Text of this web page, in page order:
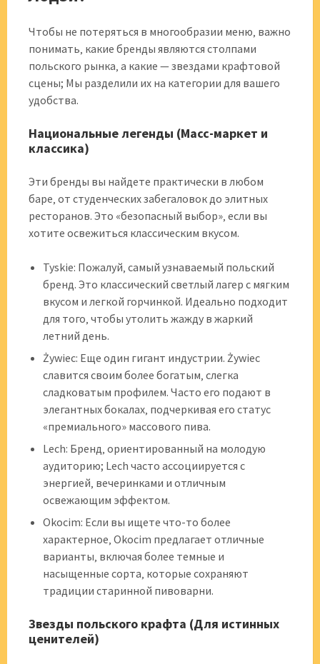
Чтобы не потеряться в многообразии меню‚ важно
понимать‚ какие бренды являются столпами
польского рынка‚ а какие — звездами крафтовой
сцены; Мы разделили их на категории для вашего
удобства.
Национальные легенды (Масс-маркет и
классика)
Эти бренды вы найдете практически в любом
баре‚ от студенческих забегаловок до элитных
ресторанов. Это «безопасный выбор»‚ если вы
хотите освежиться классическим вкусом.
Tyskie: Пожалуй‚ самый узнаваемый польский
бренд. Это классический светлый лагер с мягким
вкусом и легкой горчинкой. Идеально подходит
для того‚ чтобы утолить жажду в жаркий
летний день.
Żywiec: Еще один гигант индустрии. Żywiec
славится своим более богатым‚ слегка
сладковатым профилем. Часто его подают в
элегантных бокалах‚ подчеркивая его статус
«премиального» массового пива.
Lech: Бренд‚ ориентированный на молодую
аудиторию; Lech часто ассоциируется с
энергией‚ вечеринками и отличным
освежающим эффектом.
Okocim: Если вы ищете что-то более
характерное‚ Okocim предлагает отличные
варианты‚ включая более темные и
насыщенные сорта‚ которые сохраняют
традиции старинной пивоварни.
Звезды польского крафта (Для истинных
ценителей)